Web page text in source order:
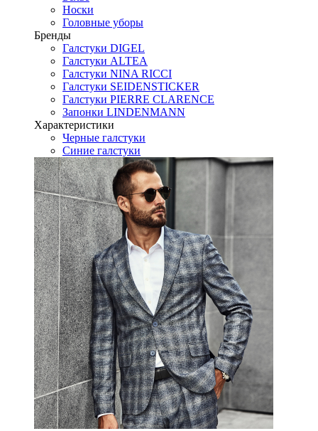
Носки
Головные уборы
Бренды
Галстуки DIGEL
Галстуки ALTEA
Галстуки NINA RICCI
Галстуки SEIDENSTICKER
Галстуки PIERRE CLARENCE
Запонки LINDENMANN
Характеристики
Черные галстуки
Синие галстуки